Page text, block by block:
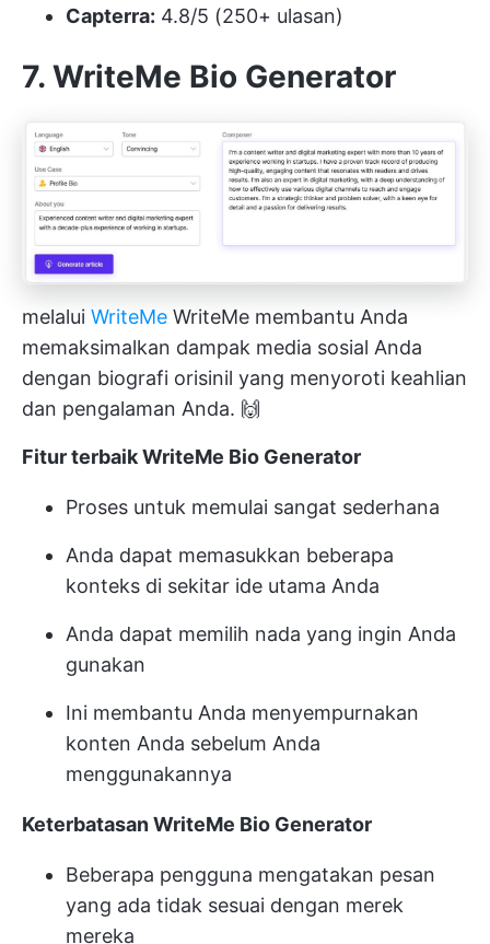
Capterra: 4.8/5 (250+ ulasan)
7. WriteMe Bio Generator
melalui WriteMe WriteMe membantu Anda
memaksimalkan dampak media sosial Anda
dengan biografi orisinil yang menyoroti keahlian
dan pengalaman Anda. 🙌
Fitur terbaik WriteMe Bio Generator
Proses untuk memulai sangat sederhana
Anda dapat memasukkan beberapa
konteks di sekitar ide utama Anda
Anda dapat memilih nada yang ingin Anda
gunakan
Ini membantu Anda menyempurnakan
konten Anda sebelum Anda
menggunakannya
Keterbatasan WriteMe Bio Generator
Beberapa pengguna mengatakan pesan
yang ada tidak sesuai dengan merek
mereka